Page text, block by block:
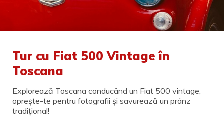
Tur cu Fiat 500 Vintage în
Toscana
Explorează Toscana conducând un Fiat 500 vintage,
oprește-te pentru fotografii și savurează un prânz
tradițional!